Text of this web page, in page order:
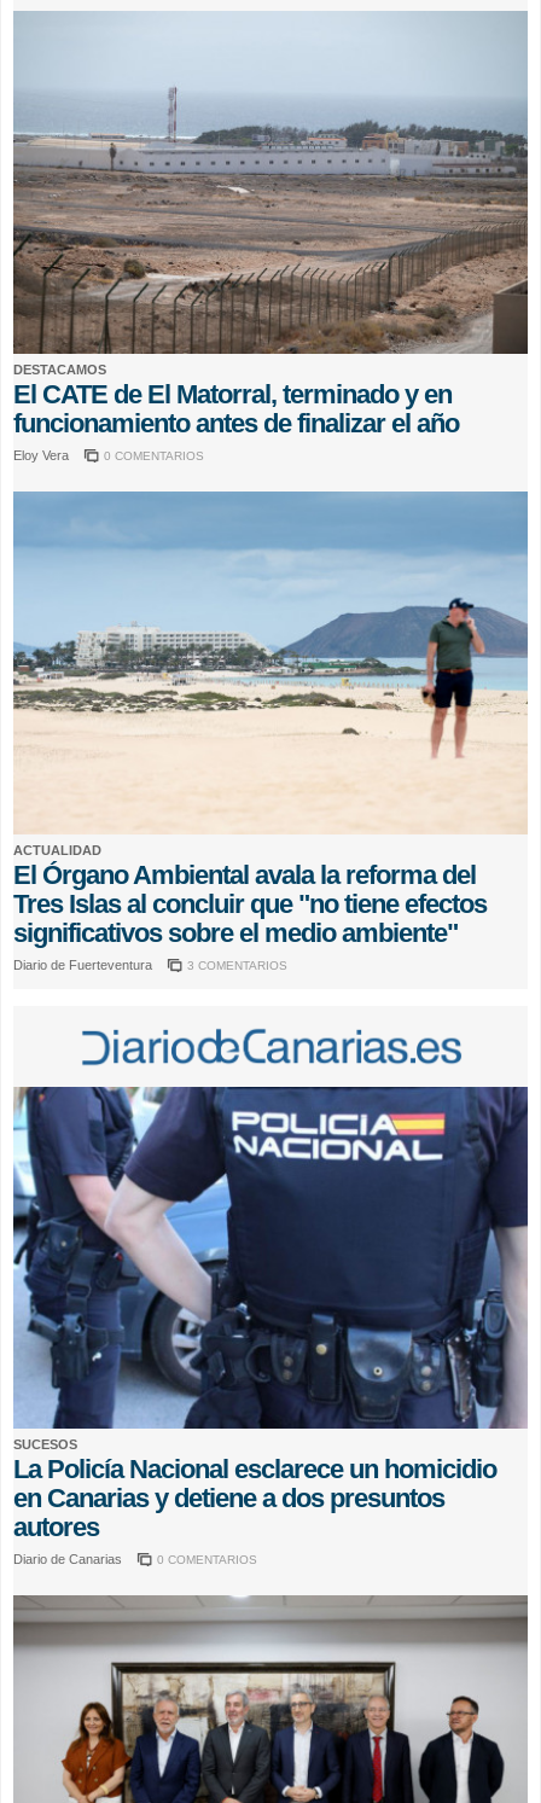
DESTACAMOS
El CATE de El Matorral, terminado y en
funcionamiento antes de finalizar el año
Eloy Vera 0 COMENTARIOS
ACTUALIDAD
El Órgano Ambiental avala la reforma del
Tres Islas al concluir que "no tiene efectos
significativos sobre el medio ambiente"
Diario de Fuerteventura 3 COMENTARIOS
SUCESOS
La Policía Nacional esclarece un homicidio
en Canarias y detiene a dos presuntos
autores
Diario de Canarias 0 COMENTARIOS